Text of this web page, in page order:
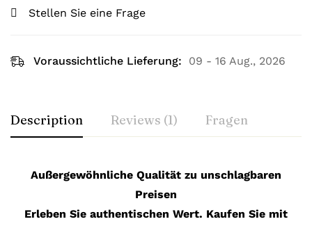
Stellen Sie eine Frage
Voraussichtliche Lieferung: 09 - 16 Aug., 2026
Description Reviews (1) Fragen
Außergewöhnliche Qualität zu unschlagbaren
Preisen
Erleben Sie authentischen Wert. Kaufen Sie mit